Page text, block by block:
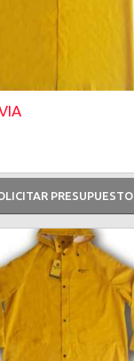
PRESUPUESTO